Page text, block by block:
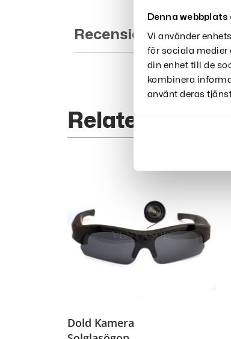
Denna
Vi använder
för sociala medier
din enhet till de
kombinera
använt deras
Recensioner (0)
Relaterade
Dold Kamera